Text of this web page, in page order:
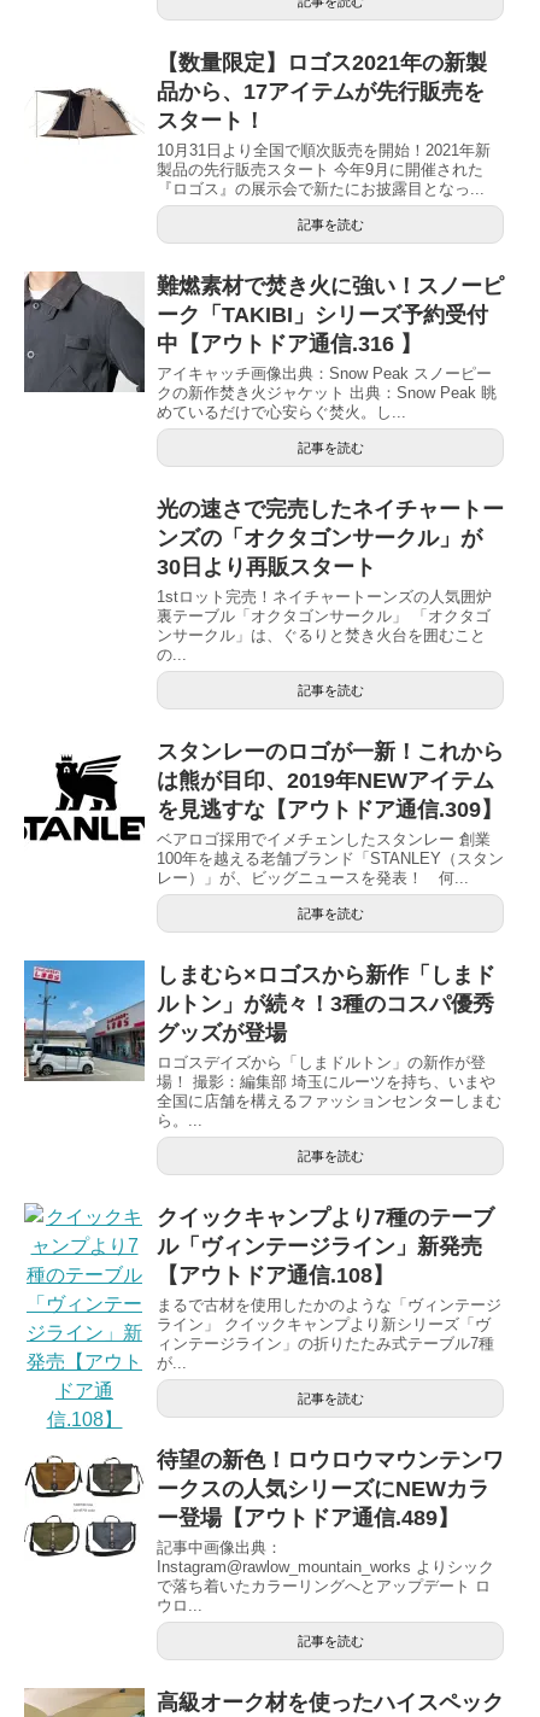
【数量限定】ロゴス2021年の新製
品から、17アイテムが先行販売を
スタート！
10月31日より全国で順次販売を開始！2021年新
製品の先行販売スタート 今年9月に開催された
『ロゴス』の展示会で新たにお披露目となっ...
記事を読む
難燃素材で焚き火に強い！スノーピ
ーク「TAKIBI」シリーズ予約受付
中【アウトドア通信.316 】
アイキャッチ画像出典：Snow Peak スノーピー
クの新作焚き火ジャケット 出典：Snow Peak 眺
めているだけで心安らぐ焚火。し...
記事を読む
光の速さで完売したネイチャートー
ンズの「オクタゴンサークル」が
30日より再販スタート
1stロット完売！ネイチャートーンズの人気囲炉
裏テーブル「オクタゴンサークル」 「オクタゴ
ンサークル」は、ぐるりと焚き火台を囲むこと
の...
記事を読む
スタンレーのロゴが一新！これから
は熊が目印、2019年NEWアイテム
を見逃すな【アウトドア通信.309】
ベアロゴ採用でイメチェンしたスタンレー 創業
100年を越える老舗ブランド「STANLEY（スタン
レー）」が、ビッグニュースを発表！ 何...
記事を読む
しまむら×ロゴスから新作「しまド
ルトン」が続々！3種のコスパ優秀
グッズが登場
ロゴスデイズから「しまドルトン」の新作が登
場！ 撮影：編集部 埼玉にルーツを持ち、いまや
全国に店舗を構えるファッションセンターしまむ
ら。...
記事を読む
クイックキャンプより7種のテーブ
ル「ヴィンテージライン」新発売
【アウトドア通信.108】
まるで古材を使用したかのような「ヴィンテージ
ライン」 クイックキャンプより新シリーズ「ヴ
ィンテージライン」の折りたたみ式テーブル7種
が...
記事を読む
待望の新色！ロウロウマウンテンワ
ークスの人気シリーズにNEWカラ
ー登場【アウトドア通信.489】
記事中画像出典：
Instagram@rawlow_mountain_works よりシック
で落ち着いたカラーリングへとアップデート ロ
ウロ...
記事を読む
高級オーク材を使ったハイスペック